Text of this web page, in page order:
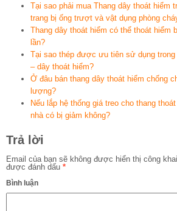
Tại sao phải mua Thang dây thoát hiểm
trang bị ống trượt và vật dụng phòng
Thang dây thoát hiểm có thể thoát hiểm
lần?
Tại sao thép được ưu tiên sử dụng trong
– dây thoát hiểm?
Ở đâu bán thang dây thoát hiểm chống
lượng?
Nếu lắp hệ thống giá treo cho thang
nhà có bị giảm không?
Trả lời
Email của bạn sẽ không được hiển thị công khai.
được đánh dấu *
Bình luận